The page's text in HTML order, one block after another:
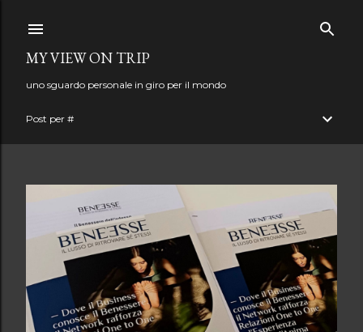
MY VIEW ON TRIP
uno sguardo personale in giro per il mondo
Post per #
s
t